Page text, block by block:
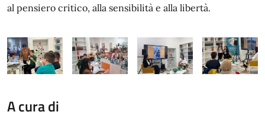
al pensiero critico, alla sensibilità e alla libertà.
A cura di